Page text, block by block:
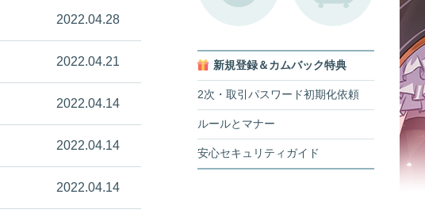
2022.04.28
2022.04.21
2022.04.14
2022.04.14
2022.04.14
新規登録＆カムバック特典
2次・取引パスワード初期化依頼
ルールとマナー
安心セキュリティガイド